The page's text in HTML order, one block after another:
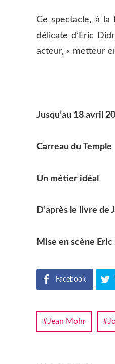
Ce spectacle, à la
délicate d’Eric
acteur, « metteur
Jusqu’au 18 avril
Carreau du Temple
Un métier idéal
D’après le livre de
Mise en scène
Facebook
Jean Mohr